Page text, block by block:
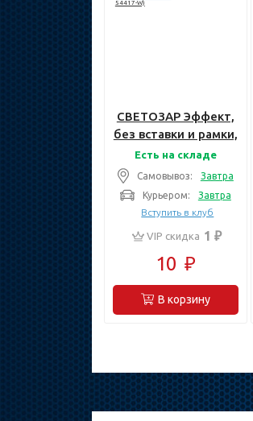
СВЕТОЗАР Эффект,
без вставки и рамки,
Телефонная
розетка (SV-54417-
Есть на складе
Самовывоз:
Завтра
Курьером:
Завтра
Вступить в клуб
VIP скидка 1 ₽
10 ₽
В корзину